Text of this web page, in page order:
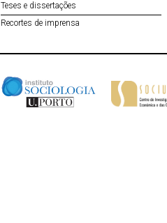
Teses e dissertações
Recortes de imprensa